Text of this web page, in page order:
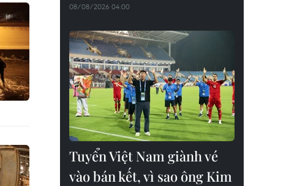
08/08/2026 04:00
Tuyển Việt Nam giành vé
vào bán kết, vì sao ông Kim